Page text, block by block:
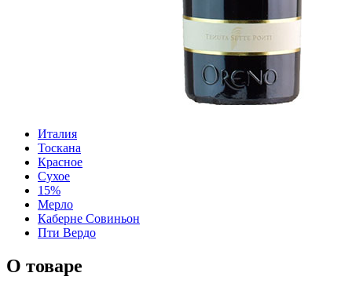
Италия
Тоскана
Красное
Сухое
15%
Мерло
Каберне Совиньон
Пти Вердо
О товаре